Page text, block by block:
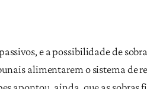
e a possibilidade de
alimentarem o sistema de